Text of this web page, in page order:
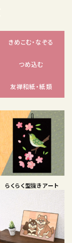
きめこむ・なぞる
つめ込む
友禅和紙・紙類
らくらく型抜きアート